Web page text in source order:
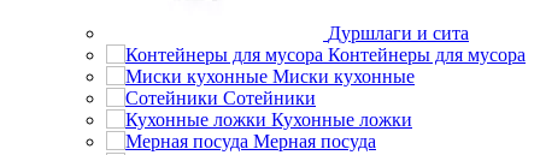
Дуршлаги и сита
Контейнеры для мусора
Миски кухонные
Сотейники
Кухонные ложки
Мерная посуда